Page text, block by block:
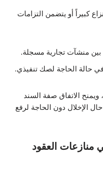
كبيراً أو يتضمن التزامات
بين منشآت تجارية مسجلة.
في حالة الحاجة لصك تنفيذي.
ويمنح الاتفاق صفة السند
الإخلال دون الحاجة لرفع
منازعات العقود